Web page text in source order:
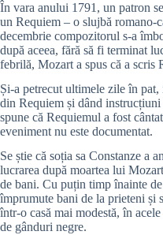
În vara anului 1791, un patron
un Requiem – o slujbă romano-
decembrie compozitorul s-a
după aceea, fără să fi terminat
febrilă, Mozart a spus că a scris
Și-a petrecut ultimele zile în
din Requiem și dând
spune că Requiemul a fost
eveniment nu este documentat.
Se știe că soția sa Constanze a
lucrarea după moartea lui
de bani. Cu puțin timp înainte
împrumute bani de la prieteni și
într-o casă mai modestă, în
de gânduri negre.